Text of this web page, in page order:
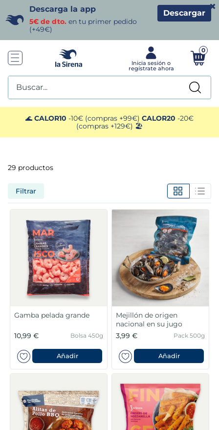
Descarga la app
5€ de dto. en tu primer pedido
(+49€)
Descargar
×
0
Buscar...
🌊 CALOR10 -10€ (compras +99€) CALOR20 -20€
(compras +129€) 🏖️
29 productos
Filtrar
Gamba pelada grande
10,99 € Bolsa 450g
Añadir
Mejillón de origen
nacional en su jugo
3,99 €
Pack 500g
Añadir
TÉRMINOS MÁS BUSCADOS
1. helados sirena
2. gambas
patatas
verduras
croquetas
canelones
. pollo